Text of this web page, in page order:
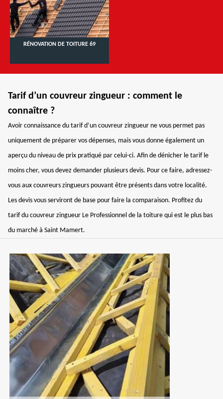
RÉNOVATION DE TOITURE 69
Tarif d’un couvreur zingueur : comment le
connaître ?
Avoir connaissance du tarif d’un couvreur zingueur ne vous permet pas
uniquement de préparer vos dépenses, mais vous donne également un
aperçu du niveau de prix pratiqué par celui-ci. Afin de dénicher le tarif le
moins cher, vous devez demander plusieurs devis. Pour ce faire, adressez-
vous aux couvreurs zingueurs pouvant être présents dans votre localité.
Les devis vous serviront de base pour faire la comparaison. Profitez du
tarif du couvreur zingueur Le Professionnel de la toiture qui est le plus bas
du marché à Saint Mamert.